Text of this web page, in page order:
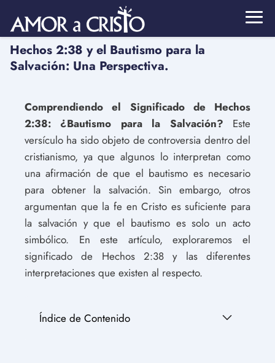
Hechos 2:38 y el Bautismo para la
Salvación: Una Perspectiva.
Comprendiendo el Significado de Hechos
2:38: ¿Bautismo para la Salvación? Este
versículo ha sido objeto de controversia dentro del
cristianismo, ya que algunos lo interpretan como
una afirmación de que el bautismo es necesario
para obtener la salvación. Sin embargo, otros
argumentan que la fe en Cristo es suficiente para
la salvación y que el bautismo es solo un acto
simbólico. En este artículo, exploraremos el
significado de Hechos 2:38 y las diferentes
interpretaciones que existen al respecto.
Índice de Contenido